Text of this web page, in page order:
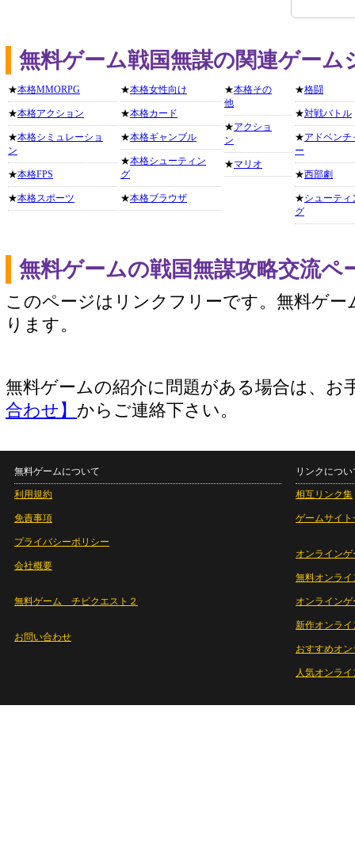
無料ゲーム戦国無謀の関連ゲーム
★本格MMORPG
★本格アクション
★本格シミュレーショ
ン
★本格FPS
★本格スポーツ
★本格女性向け
★本格カード
★本格ギャンブル
★本格シューティン
グ
★本格ブラウザ
★本格その
他
★アクショ
ン
★マリオ
★格闘
★対戦バトル
★アドベンチ
ー
★西部劇
★シューティ
グ
無料ゲームの戦国無謀攻略交流ペ
このページはリンクフリーです。無料ゲー
ります。
無料ゲームの紹介に問題がある場合は、お
合わせ】 からご連絡下さい。
無料ゲームについて
利用規約
免責事項
プライバシーポリシー
会社概要
無料ゲーム チビクエスト２
お問い合わせ
リンクについ
相互リンク集
ゲームサイト
オンラインゲ
無料オンライ
オンライン
新作オンライ
おすすめオ
人気オンラ